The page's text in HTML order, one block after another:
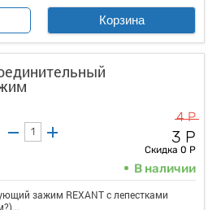
Корзина
4 Р
3 Р
Скидка 0 Р
В наличии
зажим REXANT с лепестками